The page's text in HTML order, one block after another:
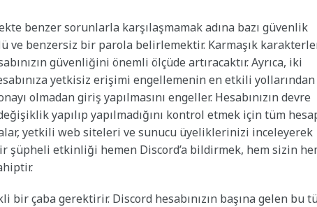
benzer sorunlarla karşılaşmamak adına bazı güvenlik
ve benzersiz bir parola belirlemektir. Karmaşık
güvenliğini önemli ölçüde artıracaktır. Ayrıca, iki
yetkisiz erişimi engellemenin en etkili yollarından
olmadan giriş yapılmasını engeller. Hesabınızın devre
yapılıp yapılmadığını kontrol etmek için tüm
yetkili web siteleri ve sunucu üyeliklerinizi inceleyerek
şüpheli etkinliği hemen Discord’a bildirmek, hem sizin
çaba gerektirir. Discord hesabınızın başına gelen bu